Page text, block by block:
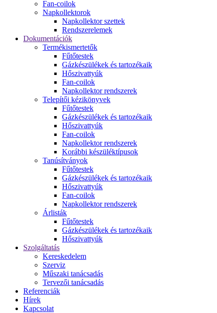
Fan-coilok
Napkollektorok
Napkollektor szettek
Rendszerelemek
Dokumentációk
Termékismertetők
Fűtőtestek
Gázkészülékek és tartozékaik
Hőszivattyúk
Fan-coilok
Napkollektor rendszerek
Telepítői kézikönyvek
Fűtőtestek
Gázkészülékek és tartozékaik
Hőszivattyúk
Fan-coilok
Napkollektor rendszerek
Korábbi készüléktípusok
Tanúsítványok
Fűtőtestek
Gázkészülékek és tartozékaik
Hőszivattyúk
Fan-coilok
Napkollektor rendszerek
Árlisták
Fűtőtestek
Gázkészülékek és tartozékaik
Hőszivattyúk
Szolgáltatás
Kereskedelem
Szerviz
Műszaki tanácsadás
Tervezői tanácsadás
Referenciák
Hírek
Kapcsolat